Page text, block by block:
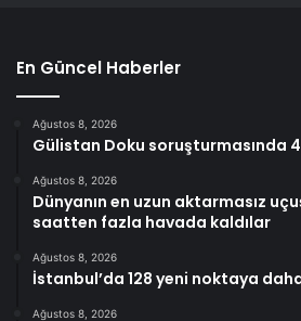
En Güncel Haberler
Ağustos 8, 2026
Gülistan Doku soruşturmasında
Ağustos 8, 2026
Dünyanın en uzun aktarmasız
saatten fazla havada kaldılar
Ağustos 8, 2026
İstanbul’da 128 yeni noktaya
Ağustos 8, 2026